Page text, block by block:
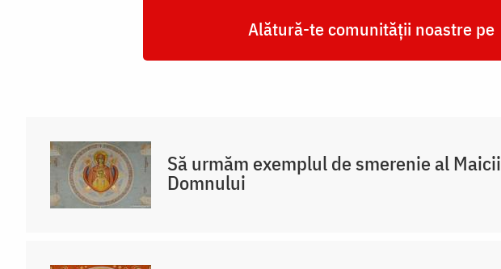
Alătură-te comunității noastre pe
Să urmăm exemplul de smerenie al Maicii
Domnului